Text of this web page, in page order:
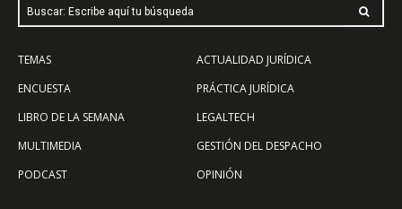
Buscar: Escribe aquí tu búsqueda
TEMAS
ENCUESTA
LIBRO DE LA SEMANA
MULTIMEDIA
PODCAST
ACTUALIDAD JURÍDICA
PRÁCTICA JURÍDICA
LEGALTECH
GESTIÓN DEL DESPACHO
OPINIÓN